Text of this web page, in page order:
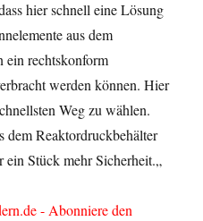
hier schnell eine Lösung
aus dem
ein rechtskonform
werden können. Hier
Weg zu wählen.
dem Reaktordruckbehälter
ein Stück mehr Sicherheit.„
- Abonniere den